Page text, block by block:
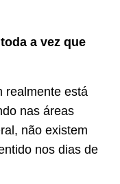
a vez que
realmente está
nas áreas
não existem
nos dias de